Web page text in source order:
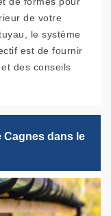
de votre
le système
est de fournir
des conseils
Cagnes dans le